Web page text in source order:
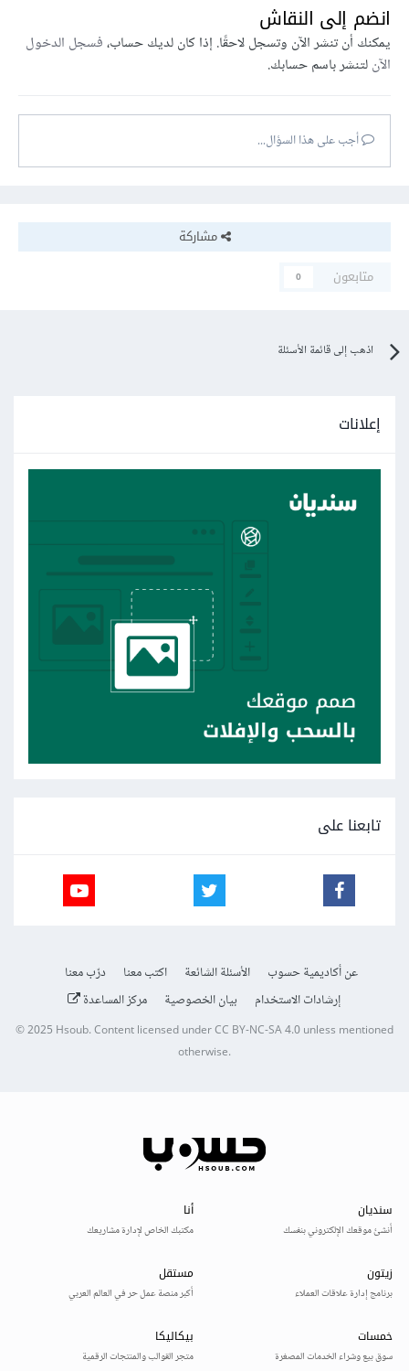
انضم إلى النقاش
يمكنك أن تنشر الآن وتسجل لاحقًا. إذا كان لديك حساب،فسجل الدخول
الآنلتنشر باسم حسابك.
أجب على هذا السؤال...
مشاركة
متابعون
0
اذهب إلى قائمة الأسئلة
إعلانات
تابعنا على
عن أكاديمية حسوب الأسئلة الشائعة اكتب معنا
درّب معنا
إرشادات الاستخدام
بيان الخصوصية مركز المساعدة
© 2025Hsoub.Content licensed underCC BY-NC-SA 4.0unless mentioned
otherwise.